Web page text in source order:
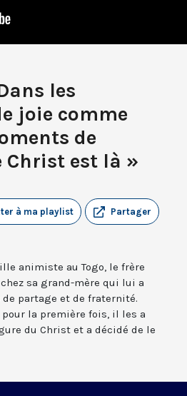
les
joie comme
de
Christ est là »
Partager
à ma playlist
animiste au Togo, le frère
sa grand-mère qui lui a
partage et de fraternité.
la première fois, il les a
du Christ et a décidé de le